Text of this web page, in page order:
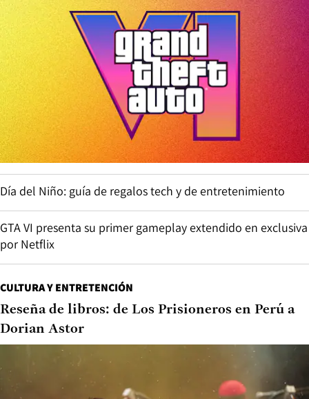
Día del Niño: guía de regalos tech y de entretenimiento
GTA VI presenta su primer gameplay extendido en exclusiva
por Netflix
CULTURA Y ENTRETENCIÓN
Reseña de libros: de Los Prisioneros en Perú a
Dorian Astor